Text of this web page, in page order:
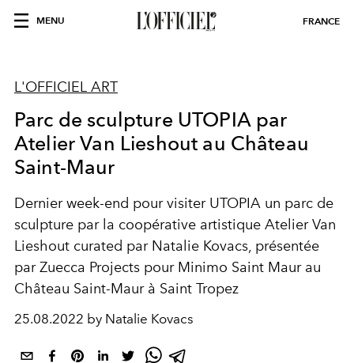
MENU FRANCE
L'OFFICIEL ART
Parc de sculpture UTOPIA par
Atelier Van Lieshout au Château
Saint-Maur
Dernier week-end pour visiter UTOPIA un parc de
sculpture par la coopérative artistique Atelier Van
Lieshout curated par Natalie Kovacs, présentée
parZuecca Projects pour Minimo Saint Maur au
Château Saint-Maurà Saint Tropez
25.08.2022 by Natalie Kovacs